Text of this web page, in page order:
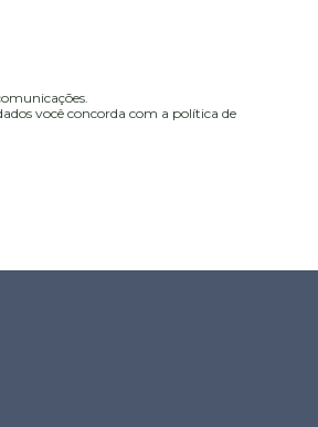
você concorda com a política de